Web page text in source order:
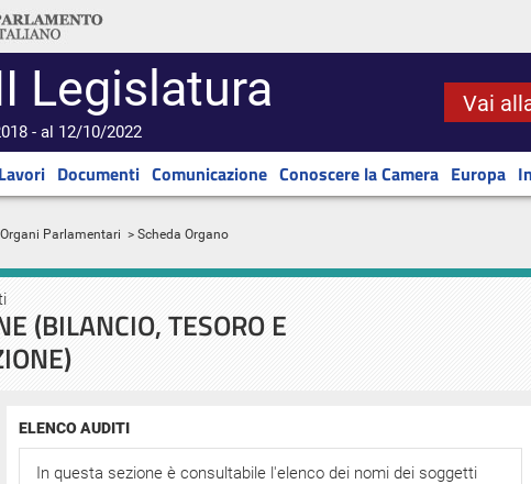
Legislatura
- al 12/10/2022
Vai
Lavori Documenti Comunicazione Conoscere la Camera Europa
Organi Parlamentari > Scheda Organo
(BILANCIO, TESORO E
ELENCO AUDITI
In questa sezione è consultabile l'elenco dei nomi dei soggetti